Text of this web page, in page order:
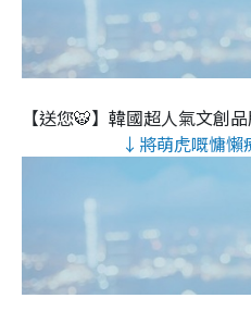
【送您🐯】韓國超人氣文創
↓將萌虎嘅慵懶